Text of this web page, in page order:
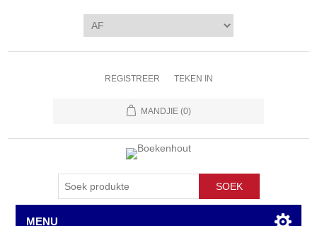
REGISTREER TEKEN IN
MANDJIE (0)
SOEK
MENU